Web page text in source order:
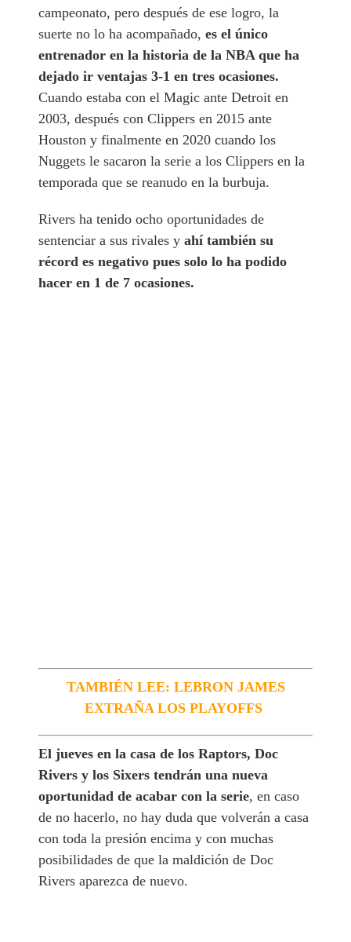
campeonato, pero después de ese logro, la
suerte no lo ha acompañado,es el único
entrenador en la historia de la NBA que ha
dejado ir ventajas 3-1 en tres ocasiones.
Cuando estaba con el Magic ante Detroit en
2003, después con Clippers en 2015 ante
Houston y finalmente en 2020 cuando los
Nuggets le sacaron la serie a los Clippers en la
temporada que se reanudo en la burbuja.
Rivers ha tenido ocho oportunidades de
sentenciar a sus rivales yahí también su
récord es negativo pues solo lo ha podido
hacer en 1 de 7 ocasiones.
TAMBIÉN LEE: LEBRON JAMES
EXTRAÑA LOS PLAYOFFS
El jueves en la casa de los Raptors, Doc
Rivers y los Sixers tendrán una nueva
oportunidad de acabar con la serie, en caso
de no hacerlo, no hay duda que volverán a casa
con toda la presión encima y con muchas
posibilidades de que la maldición de Doc
Rivers aparezca de nuevo.